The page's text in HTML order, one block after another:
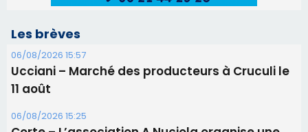
Alata - Soirée Tango Argentin au stade de San
Benedetto
05/08/2026 09:53
Biguglia : messe de la Sainte-Marie et
procession le 14 août